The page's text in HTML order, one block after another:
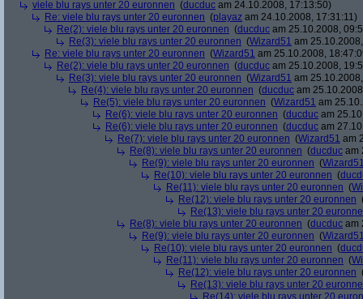
viele blu rays unter 20 euronnen (ducduc am 24.10.2008, 17:13:50)
Re: viele blu rays unter 20 euronnen (playaz am 24.10.2008, 17:31:11)
Re(2): viele blu rays unter 20 euronnen (ducduc am 25.10.2008,
Re(3): viele blu rays unter 20 euronnen (Wizard51 am
Re: viele blu rays unter 20 euronnen (Wizard51 am 25.10.2008,
Re(2): viele blu rays unter 20 euronnen (ducduc am 25.10.2008,
Re(3): viele blu rays unter 20 euronnen (Wizard51 am
Re(4): viele blu rays unter 20 euronnen (ducduc am
Re(5): viele blu rays unter 20 euronnen (Wizard51 am
Re(6): viele blu rays unter 20 euronnen (ducduc am
Re(6): viele blu rays unter 20 euronnen (ducduc am
Re(7): viele blu rays unter 20 euronnen (Wizard51 am
Re(8): viele blu rays unter 20 euronnen (ducduc am
Re(9): viele blu rays unter 20 euronnen (
Re(10): viele blu rays unter 20 euronnen (
Re(11): viele blu rays unter 20 euronnen (
Re(12): viele blu rays unter 20 euronnen
Re(13): viele blu rays unter 20
Re(8): viele blu rays unter 20 euronnen (ducduc am
Re(9): viele blu rays unter 20 euronnen (
Re(10): viele blu rays unter 20 euronnen (
Re(11): viele blu rays unter 20 euronnen (
Re(12): viele blu rays unter 20 euronnen
Re(13): viele blu rays unter 20
Re(14): viele blu rays unter 20